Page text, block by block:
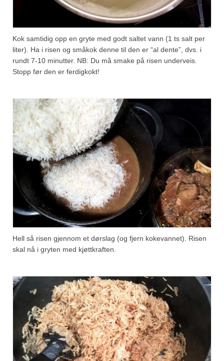
Kok samtidig opp en gryte med godt saltet vann (1 ts salt per
liter). Ha i risen og småkok denne til den er “al dente”, dvs. i
rundt 7-10 minutter. NB: Du må smake på risen underveis.
Stopp før den er ferdigkokt!
Hell så risen gjennom et dørslag (og fjern kokevannet). Risen
skal nå i gryten med kjøttkraften.